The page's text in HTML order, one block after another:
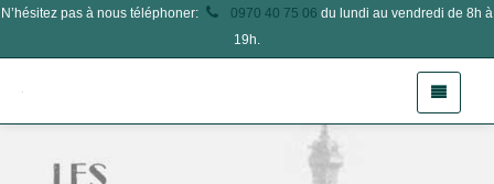
N’hésitez pas à nous téléphoner: 0970 40 75 06 du lundi au vendredi de 8h à
19h.